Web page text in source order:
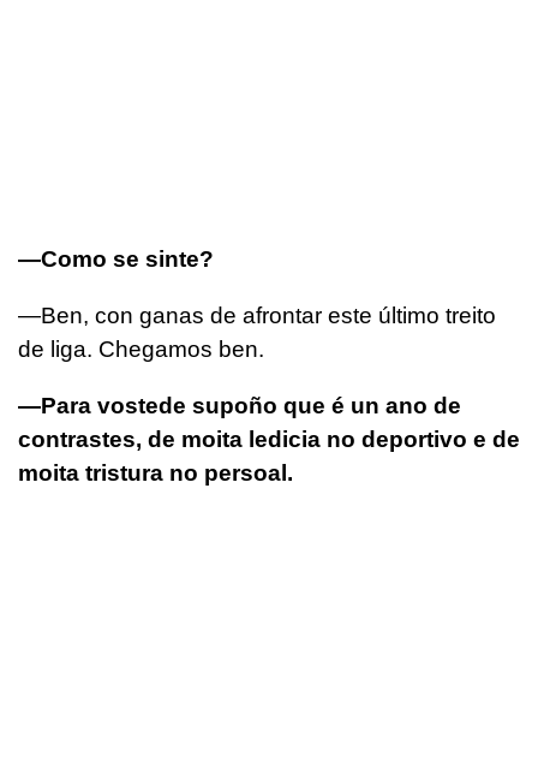
—Como se sinte?
—Ben, con ganas de afrontar este último treito
de liga. Chegamos ben.
—Para vostede supoño que é un ano de
contrastes, de moita ledicia no deportivo e de
moita tristura no persoal.